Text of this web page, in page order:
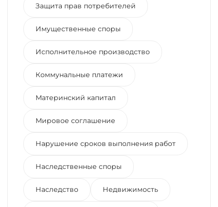
Защита прав потребителей
Имущественные споры
Исполнительное производство
Коммунальные платежи
Материнский капитал
Мировое соглашение
Нарушение сроков выполнения работ
Наследственные споры
Наследство Недвижимость